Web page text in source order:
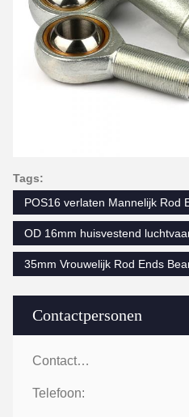
Contactpersonen
Contactpersonen:
Telefoon:
Tags:
POS16 verlaten Mannelijk Rod
OD 16mm huisvestend
35mm Vrouwelijk Rod Ends